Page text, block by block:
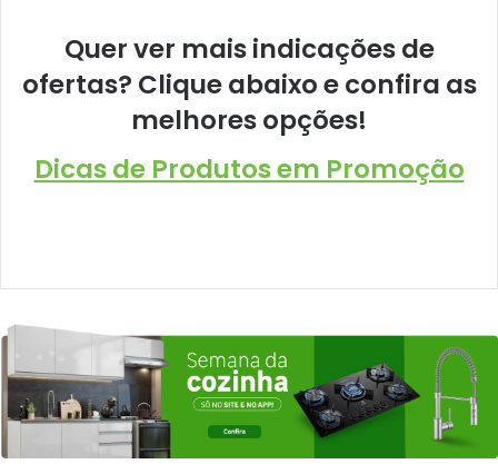
Quer ver mais indicações de
ofertas? Clique abaixo e confira as
melhores opções!
Dicas de Produtos em Promoção